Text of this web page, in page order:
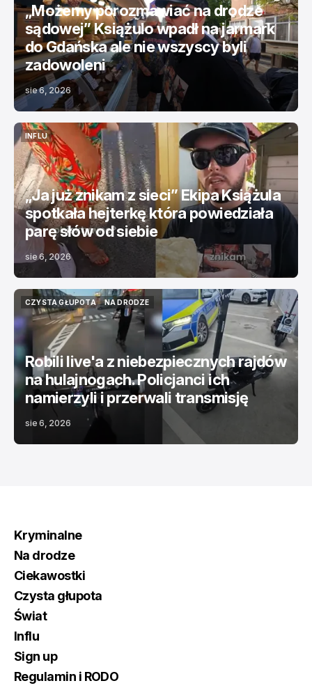
„Możemy porozmawiać na drodze
sądowej” Książulo wpadł na jarmark
do Gdańska ale nie wszyscy byli
zadowoleni
sie 6, 2026
INFLU
INFLU
„Ja już znikam z sieci” Ekipa Książula
spotkała hejterkę która powiedziała
parę słów od siebie
sie 6, 2026
CZYSTA GŁUPOTA
CZYSTA GŁUPOTA
NA DRODZE
NA DRODZE
Robili live'a z niebezpiecznych rajdów
na hulajnogach. Policjanci ich
namierzyli i przerwali transmisję
sie 6, 2026
Kryminalne
Na drodze
Ciekawostki
Czysta głupota
Świat
Influ
Sign up
Regulamin i RODO